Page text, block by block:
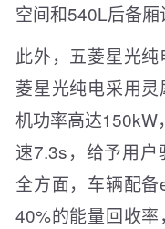
空间和540L后备厢
此外，五菱星光
菱星光纯电采用
机功率高达150kW
速7.3s，给予用
全方面，车辆配
40%的能量回收